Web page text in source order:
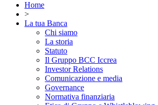
Home
>
La tua Banca
Chi siamo
La storia
Statuto
Il Gruppo BCC Iccrea
Investor Relations
Comunicazione e media
Governance
Normativa finanziaria